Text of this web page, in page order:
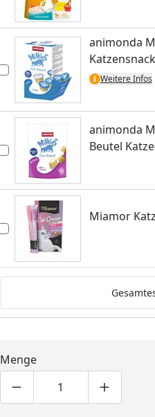
animonda
Katzensnack
Weitere Infos
animonda
Beutel
Miamor
Menge
Produktmenge um eins
Produktmenge